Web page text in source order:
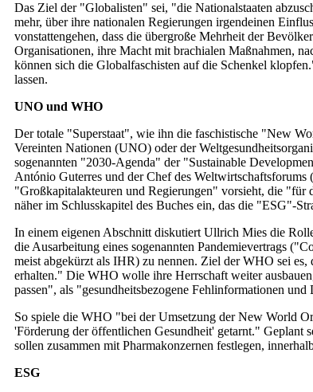
Das Ziel der "Globalisten" sei, "die Nationalstaaten
mehr, über ihre nationalen Regierungen irgendeinen
vonstattengehen, dass die übergroße Mehrheit der
Organisationen, ihre Macht mit brachialen Maßnahmen,
können sich die Globalfaschisten auf die Schenkel
lassen.
UNO und WHO
Der totale "Superstaat", wie ihn die faschistische "New
Vereinten Nationen (UNO) oder der
sogenannten "2030-Agenda" der "Sustainable
António Guterres und der Chef des
"Großkapitalakteuren und Regierungen" vorsieht, die
näher im Schlusskapitel des Buches ein, das die "ESG"-
In einem eigenen Abschnitt diskutiert Ullrich Mies die
die Ausarbeitung eines sogenannten Pandemievertrags
meist abgekürzt als IHR) zu nennen. Ziel der WHO sei
erhalten." Die WHO wolle ihre Herrschaft weiter
passen", als "gesundheitsbezogene Fehlinformationen
So spiele die WHO "bei der Umsetzung der New World
'Förderung der öffentlichen Gesundheit' getarnt." Geplant
sollen zusammen mit Pharmakonzernen festlegen,
ESG